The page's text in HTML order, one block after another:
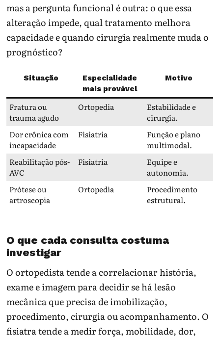
mas a pergunta funcional é outra: o que essa
alteração impede, qual tratamento melhora
capacidade e quando cirurgia realmente muda o
prognóstico?
Situação
Especialidade
mais provável
Motivo
Fratura ou
trauma agudo
Ortopedia
Estabilidade e
cirurgia.
Dor crônica com
incapacidade
Fisiatria
Função e plano
multimodal.
Reabilitação pós-
AVC
Fisiatria
Equipe e
autonomia.
Prótese ou
artroscopia
Ortopedia
Procedimento
estrutural.
O que cada consulta costuma
investigar
O ortopedista tende a correlacionar história,
exame e imagem para decidir se há lesão
mecânica que precisa de imobilização,
procedimento, cirurgia ou acompanhamento. O
fisiatra tende a medir força, mobilidade, dor,